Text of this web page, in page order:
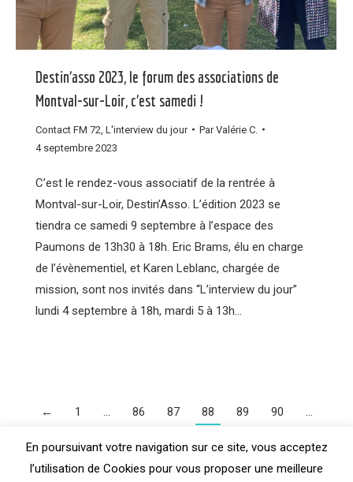
Destin’asso 2023, le forum des associations de
Montval-sur-Loir, c’est samedi !
Contact FM 72 L'interview du jour ParValérie C.
4 septembre 2023
C’est le rendez-vous associatif de la rentrée à
Montval-sur-Loir, Destin’Asso. L’édition 2023 se
tiendra ce samedi 9 septembre à l’espace des
Paumons de 13h30 à 18h. Eric Brams, élu en charge
de l’évènementiel, et Karen Leblanc, chargée de
mission, sont nos invités dans “L’interview du jour”
lundi 4 septembre à 18h, mardi 5 à 13h…
← 1 … 86 87 88 89 90
…
En poursuivant votre navigation sur ce site, vous acceptez
l’utilisation de Cookies pour vous proposer une meilleure